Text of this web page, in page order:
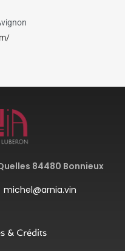
84480 Bonnieux
michel@arnia.vin
& Crédits